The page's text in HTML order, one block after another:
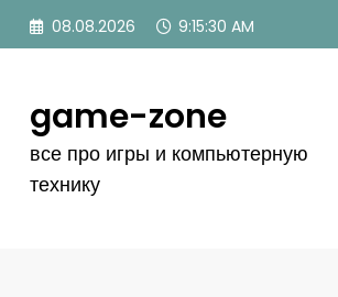
Перейти
08.08.2026 9:15:31 AM
game-zone
все про игры и компьютерную
технику